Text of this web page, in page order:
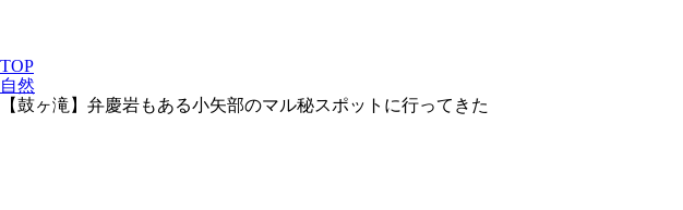
TOP
自然
【鼓ヶ滝】弁慶岩もある小矢部のマル秘スポットに行ってきた